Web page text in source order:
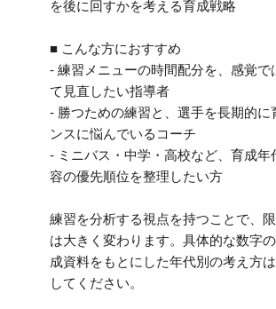
を後に回すかを考える育成戦略
■ こんな方におすすめ
- 練習メニューの時間配分を、感覚で
て見直したい指導者
- 勝つための練習と、選手を長期的に
ンスに悩んでいるコーチ
- ミニバス・中学・高校など、育成年
容の優先順位を整理したい方
練習を分析する視点を持つことで、
は大きく変わります。具体的な数字
成資料をもとにした年代別の考え方
してください。